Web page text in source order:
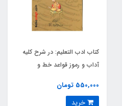
کتاب ادب التعلیم: در شرح کلیه
آداب و رموز قواعد خط و
550,000 تومان